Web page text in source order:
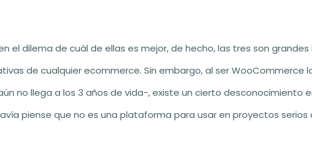
el dilema de cuál de ellas es mejor, de hecho, las tres son
de cualquier ecommerce. Sin embargo, al ser WooCommerce
no llega a los 3 años de vida-, existe un cierto desconocimiento
piense que no es una plataforma para usar en proyectos serios